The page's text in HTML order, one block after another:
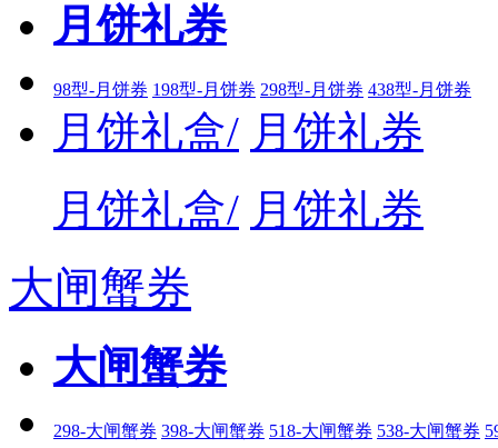
月饼礼券
98型-月饼券 198型-月饼券 298型-月饼券 438型-月饼券
月饼礼盒/ 月饼礼券
月饼礼盒/ 月饼礼券
大闸蟹券
大闸蟹券
298-大闸蟹券 398-大闸蟹券 518-大闸蟹券 538-大闸蟹券